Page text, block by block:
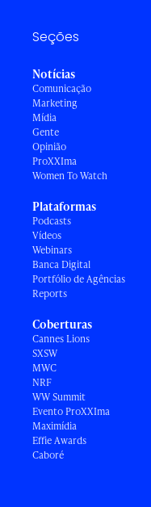
Seções
Notícias
Comunicação
Marketing
Mídia
Gente
Opinião
ProXXIma
Women To Watch
Plataformas
Podcasts
Vídeos
Webinars
Banca Digital
Portfólio de Agências
Reports
Coberturas
Cannes Lions
SXSW
MWC
NRF
WW Summit
Evento ProXXIma
Maximídia
Effie Awards
Caboré